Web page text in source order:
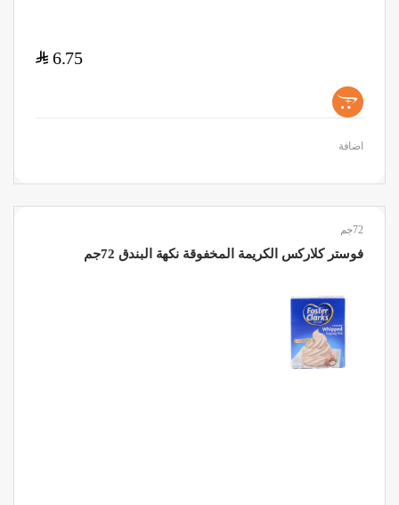
6.75
$
+
اضافة
72جم
فوستر كلاركس الكريمة المخفوقة نكهة البندق 72جم